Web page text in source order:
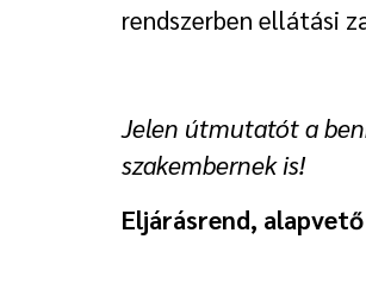
rendszerben ellátási
Jelen útmutatót a
szakembernek is!
Eljárásrend,